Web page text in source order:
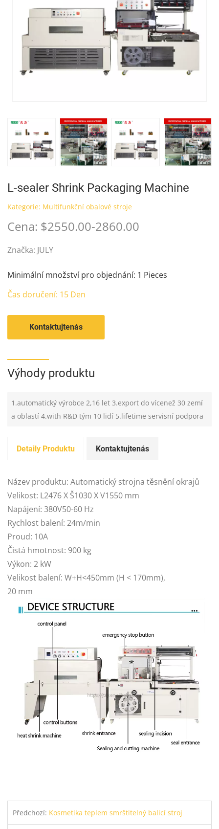
L-sealer Shrink Packaging Machine
Kategorie: Multifunkční obalové stroje
Cena: $2550.00-2860.00
Značka: JULY
Minimální množství pro objednání: 1 Pieces
Čas doručení: 15 Den
Kontaktujtenás
Výhody produktu
1.automatický výrobce 2,16 let 3.export do vícenež 30 zemí
a oblastí 4.with R&D tým 10 lidí 5.lifetime servisní podpora
Detaily Produktu Kontaktujtenás
Název produktu: Automatický strojna těsnění okrajů
Velikost: L2476 X Š1030 X V1550 mm
Napájení: 380V50-60 Hz
Rychlost balení: 24m/min
Proud: 10A
Čistá hmotnost: 900 kg
Výkon: 2 kW
Velikost balení: W+H<450mm (H < 170mm),
20 mm
Předchozí: Kosmetika teplem smrštitelný balicí stroj